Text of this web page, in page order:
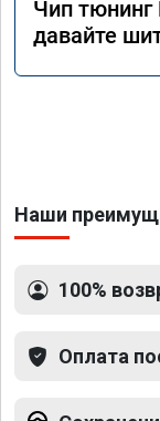
Чип тюнинг
давайте
Наши
100%
Оплата